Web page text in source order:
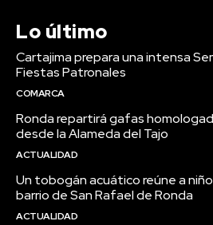
Lo último
Cartajima prepara una intensa
Fiestas Patronales
COMARCA
Ronda repartirá gafas
desde la Alameda del Tajo
ACTUALIDAD
Un tobogán acuático reúne a
barrio de San Rafael de Ronda
ACTUALIDAD